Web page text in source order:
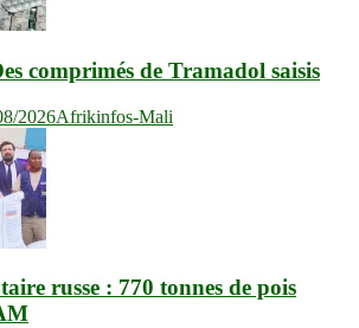
comprimés de Tramadol saisis
2026Afrikinfos-Mali
russe : 770 tonnes de pois